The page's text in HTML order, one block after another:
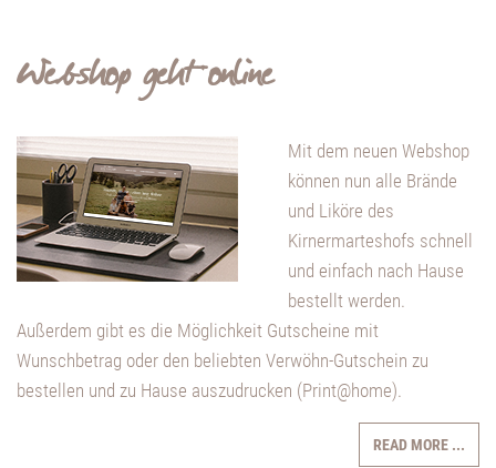
Webshop geht online
Mit dem neuen Webshop
können nun alle Brände
und Liköre des
Kirnermarteshofs schnell
und einfach nach Hause
bestellt werden.
Außerdem gibt es die Möglichkeit Gutscheine mit
Wunschbetrag oder den beliebten Verwöhn-Gutschein zu
bestellen und zu Hause auszudrucken (Print@home).
READ MORE ...